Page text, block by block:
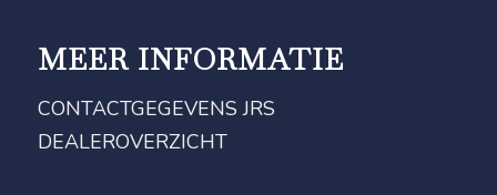
MEER INFORMATIE
CONTACTGEGEVENS JRS
DEALEROVERZICHT